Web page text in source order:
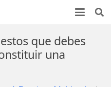
que debes
una